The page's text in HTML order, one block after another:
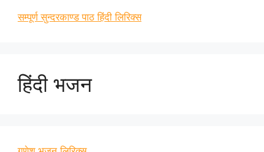
सम्पूर्ण सुन्दरकाण्ड पाठ हिंदी लिरिक्स
हिंदी भजन